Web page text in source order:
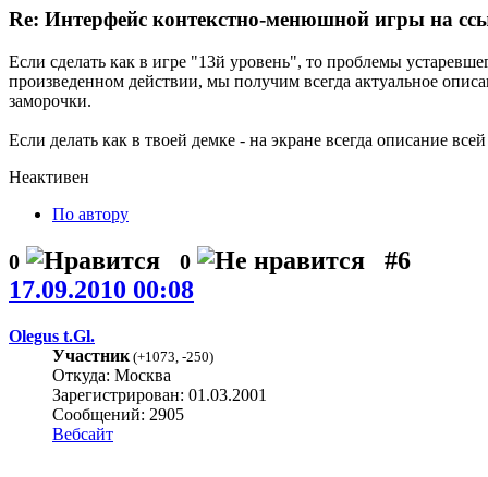
Re: Интерфейс контекстно-менюшной игры на
Если сделать как в игре "13й уровень", то проблемы
произведенном действии, мы получим всегда актуальное
заморочки.
Если делать как в твоей демке - на экране всегда описание
Неактивен
По автору
0 0
#6
17.09.2010 00:08
Olegus t.Gl.
Участник (+1073 -250)
Откуда: Москва
Зарегистрирован: 01.03.2001
Сообщений: 2905
Вебсайт